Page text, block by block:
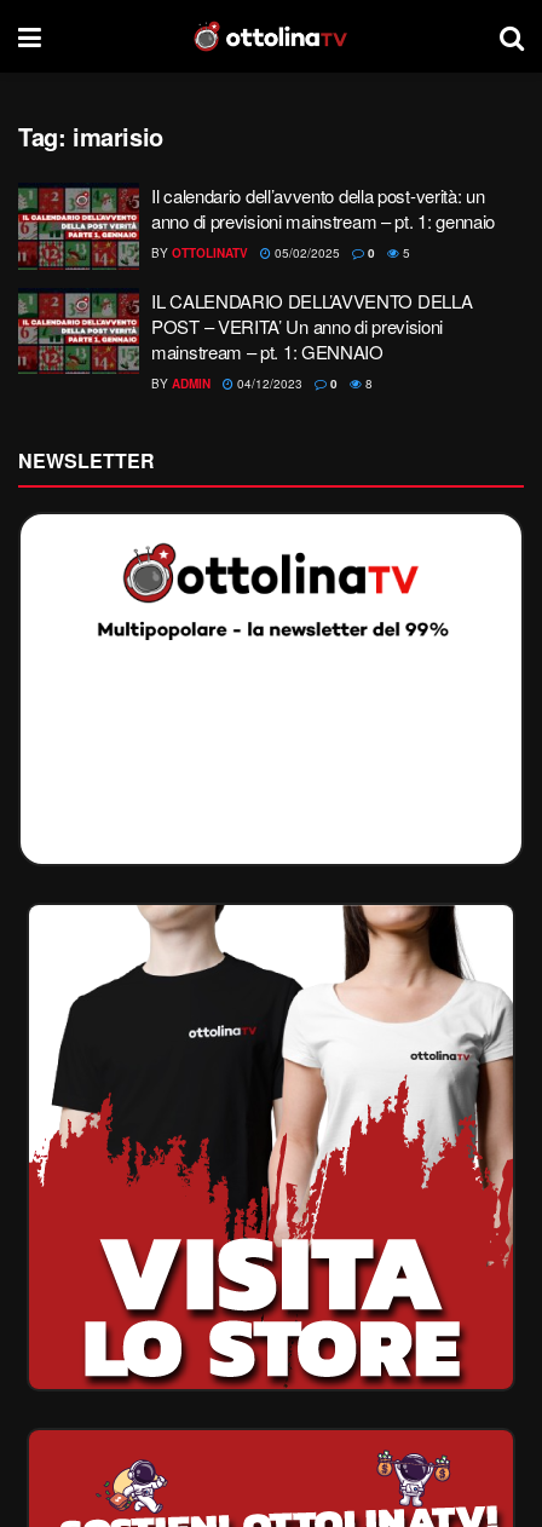
Tag: imarisio
Il calendario dell’avvento della post-verità: un
anno di previsioni mainstream – pt. 1: gennaio
BY OTTOLINATV 05/02/2025 0 5
IL CALENDARIO DELL’AVVENTO DELLA
POST – VERITA’ Un anno di previsioni
mainstream – pt. 1: GENNAIO
BY ADMIN 04/12/2023 0 8
NEWSLETTER